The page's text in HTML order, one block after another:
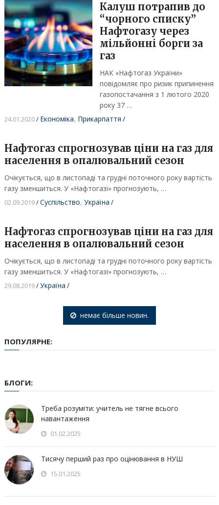
Калуш потрапив до
“чорного списку”
Нафтогазу через
мільйонні борги за
газ
НАК «Нафтогаз України»
повідомляє про ризик припинення
газопостачання з 1 лютого 2020
року 37 …
24.01.2020/ Економіка, Прикарпаття /
Нафтогаз спрогнозував ціни на газ для
населення в опалювальний сезон
Очікується, що в листопаді та грудні поточного року вартість
газу зменшиться. У «Нафтогазі» прогнозують, …
02.09.2019/Суспільство, Україна /
Нафтогаз спрогнозував ціни на газ для
населення в опалювальний сезон
Очікується, що в листопаді та грудні поточного року вартість
газу зменшиться. У «Нафтогазі» прогнозують, …
29.08.2019/Україна /
немає більше новин.
ПОПУЛЯРНЕ:
БЛОГИ:
Треба розуміти: учитель не тягне всього
навантаження
01.02.2025
Тисячу перший раз про оцінювання в НУШ
15.01.2025